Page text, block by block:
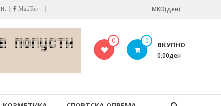
| MakTop MKD(ден)
0 0 ВКУПНО
0.00ден